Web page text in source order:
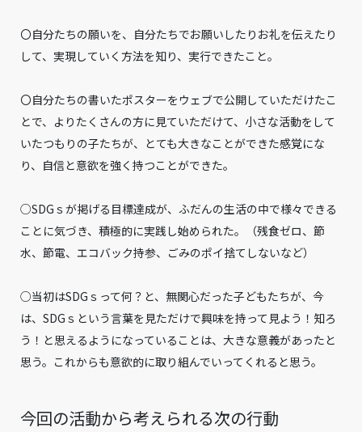
〇自分たちの願いを、自分たちでお願いしたりお礼を伝えたり
して、実現していく方法を知り、実行できたこと。
〇自分たちの書いたポスターをウェブで公開していただけたこ
とで、よりたくさんの方に見ていただけて、小さな活動をして
いたつもりの子たちが、とても大きなことができた感覚にな
り、自信と意欲を強く持つことができた。
○SDGｓが掲げる目標達成が、ふだんの生活の中で様々できる
ことに気づき、積極的に実践し始められた。（残食ゼロ、節
水、節電、エコバック持参、ごみのポイ捨てしないなど）
○当初はSDGｓって何？と、無関心だった子どもたちが、今
は、SDGｓという言葉を見ただけで興味を持って見よう！知ろ
う！と思えるようになっていることは、大きな意義があったと
思う。これからも意欲的に取り組んでいってくれると思う。
今回の活動から考えられる次の行動